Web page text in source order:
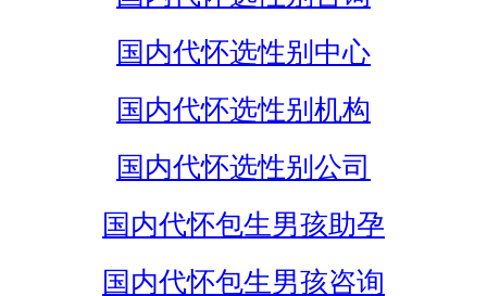
国内代怀选性别中心
国内代怀选性别机构
国内代怀选性别公司
国内代怀包生男孩助孕
国内代怀包生男孩咨询